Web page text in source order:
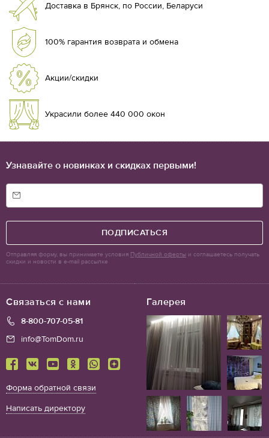
Доставка в Брянск, по России, Беларуси
100% гарантия возврата и обмена
Акции/скидки
Украсили более 440 000 окон
Галерея
Связаться с нами
8-800-707-05-81
info@TomDom.ru
Форма обратной связи
Написать директору
Узнавайте о новинках и скидках первыми!
ПОДПИСАТЬСЯ
Отправляя форму, вы принимаете условия Публичной оферты и соглашаетесь получать
скидки и новости в e-mail рассылке